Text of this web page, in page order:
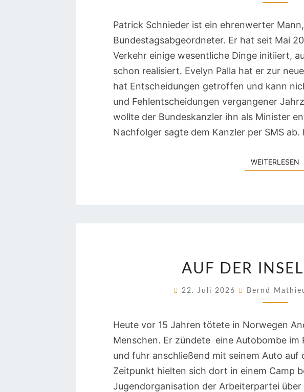
Patrick Schnieder ist ein ehrenwerter
Bundestagsabgeordneter. Er hat seit Mai
Verkehr einige wesentliche Dinge initiiert,
schon realisiert. Evelyn Palla hat er zur
hat Entscheidungen getroffen und kann
und Fehlentscheidungen vergangener
wollte der Bundeskanzler ihn als Minister
Nachfolger sagte dem Kanzler per SMS
WEITERLESEN
DER
AUF DER
22. Juli 2026 Bernd
Heute vor 15 Jahren tötete in Norwegen
Menschen. Er zündete eine Autobombe im
und fuhr anschließend mit seinem Auto auf
Zeitpunkt hielten sich dort in einem Camp
Jugendorganisation der Arbeiterpartei